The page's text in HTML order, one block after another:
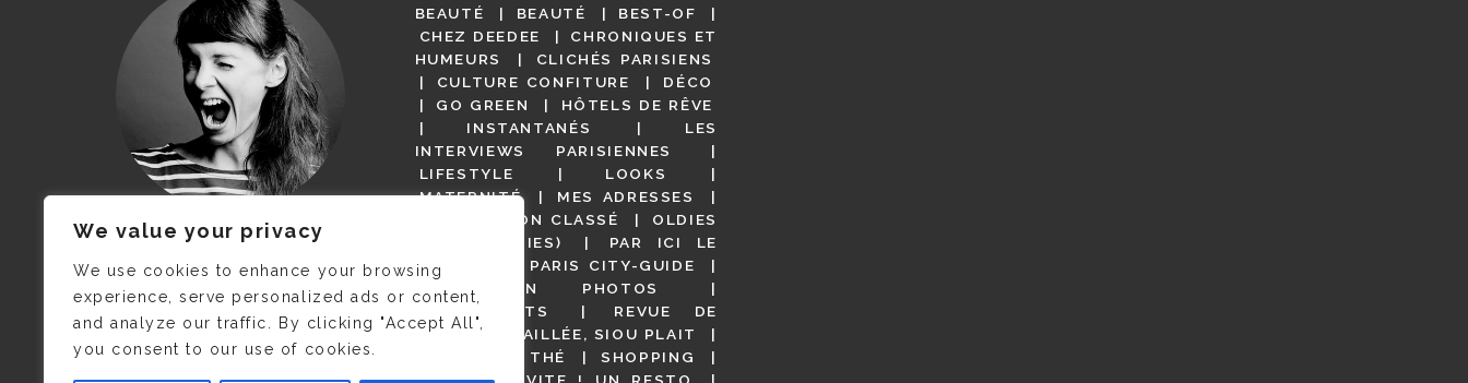
We value your privacy
We use cookies to enhance your browsing
experience, serve personalized ads or content,
and analyze our traffic. By clicking "Accept All",
you consent to our use of cookies.
JE M’APPELLE DELPHINE MAIS
C’EST ©CAMILLE COLLIN QUI A
PRIS CETTE PHOTO !
BEAUTÉ
BEAUTÉ
BEST-OF
CHEZ DEEDEE
CHRONIQUES ET
HUMEURS
CLICHÉS PARISIENS
CULTURE CONFITURE
DÉCO
GO GREEN
HÔTELS DE RÊVE
INSTANTANÉS
LES
INTERVIEWS PARISIENNES
LIFESTYLE
LOOKS
MATERNITÉ
MES ADRESSES
NON CLASSÉ
OLDIES
(BUT GOODIES)
PAR ICI LE
MAGOT !
PARIS CITY-GUIDE
PARIS EN PHOTOS
RESTAURANTS
REVUE DE
PRESSE DÉTAILLÉE, SIOU PLAIT
SALONS DE THÉ
SHOPPING
VIDÉOS
VITE ! UN RESTO